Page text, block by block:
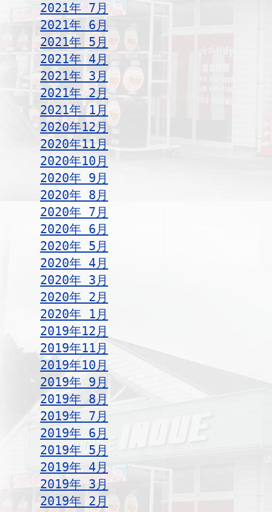
2021年 7月
2021年 6月
2021年 5月
2021年 4月
2021年 3月
2021年 2月
2021年 1月
2020年12月
2020年11月
2020年10月
2020年 9月
2020年 8月
2020年 7月
2020年 6月
2020年 5月
2020年 4月
2020年 3月
2020年 2月
2020年 1月
2019年12月
2019年11月
2019年10月
2019年 9月
2019年 8月
2019年 7月
2019年 6月
2019年 5月
2019年 4月
2019年 3月
2019年 2月